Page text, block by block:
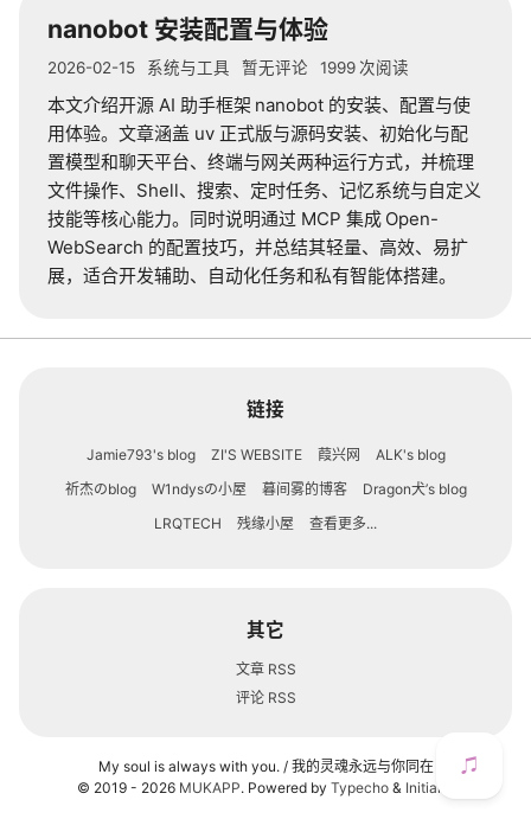
nanobot 安装配置与体验
2026-02-15 系统与工具 暂无评论 1999 次阅读
本文介绍开源 AI 助手框架 nanobot 的安装、配置与使
用体验。文章涵盖 uv 正式版与源码安装、初始化与配
置模型和聊天平台、终端与网关两种运行方式，并梳理
文件操作、Shell、搜索、定时任务、记忆系统与自定义
技能等核心能力。同时说明通过 MCP 集成 Open-
WebSearch 的配置技巧，并总结其轻量、高效、易扩
展，适合开发辅助、自动化任务和私有智能体搭建。
链接
Jamie793's blog ZI'S WEBSITE 葭兴网
ALK's blog
祈杰のblog
W1ndysの小屋 暮间雾的博客
Dragon犬’s blog
LRQTECH
残缘小屋 查看更多...
其它
文章 RSS
评论 RSS
My soul is always with you. / 我的灵魂永远与你同在
© 2019 - 2026 MUKAPP. Powered by Typecho & InitialX